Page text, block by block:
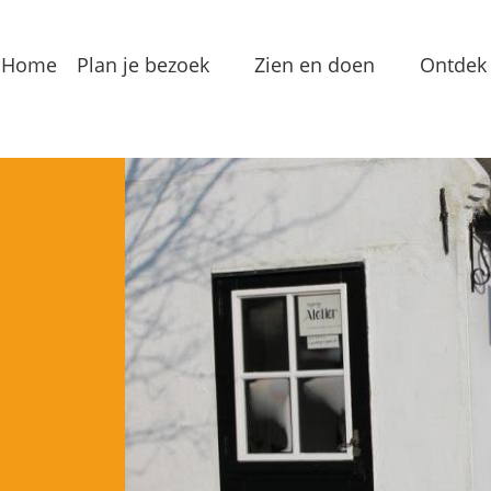
Home Plan je bezoek
Toeristeninformatie
Overnachten
Groepslocaties
Voorzieningen
Zien en doen
Bezienswaardigheden
Eten & Drinken
Routes
Streekproducten
Vermaak
Waterrecreatie